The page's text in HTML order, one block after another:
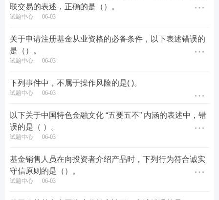
联交易的表述，正确的是（）。
试题中心 06-03
关于申请注册基金从业资格的必备条件，以下表述错误的
是（）。
试题中心 06-03
下列事件中，不属于操作风险的是( )。
试题中心 06-03
以下关于中国特色金融文化 “五要五不” 内涵的表述中，错
误的是（ ）。
试题中心 06-03
基金销售人员在向投资者介绍产品时，下列行为符合诚实
守信原则的是（）。
试题中心 06-03